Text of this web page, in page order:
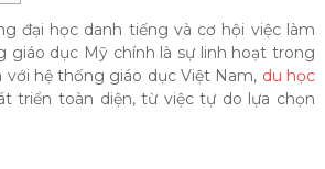
đại học danh tiếng và cơ hội việc làm
giáo dục Mỹ chính là sự linh hoạt trong
hệ thống giáo dục Việt Nam, du học
triển toàn diện, từ việc tự do lựa chọn